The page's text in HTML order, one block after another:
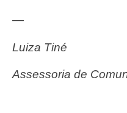
—
Luiza Tiné
Assessoria de